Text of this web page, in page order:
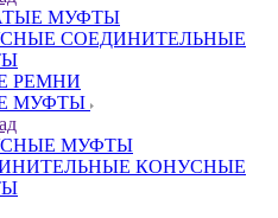
МУФТЫ
СОЕДИНИТЕЛЬНЫЕ
РЕМНИ
МУФТЫ
МУФТЫ
КОНУСНЫЕ